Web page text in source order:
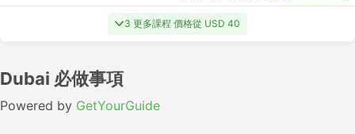
3 更多課程 價格從 USD 40
Dubai 必做事項
Powered by GetYourGuide